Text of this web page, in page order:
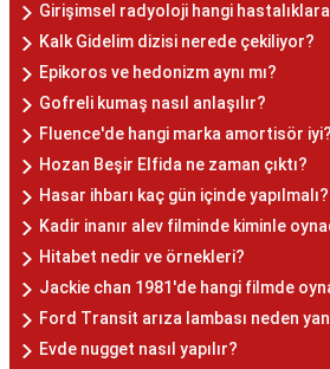
Girişimsel radyoloji hangi
Kalk Gidelim dizisi nerede çekiliyor?
Epikoros ve hedonizm aynı mı?
Gofreli kumaş nasıl anlaşılır?
Fluence'de hangi marka amortisör iyi?
Hozan Beşir Elfida ne zaman çıktı?
Hasar ihbarı kaç gün içinde yapılmalı?
Kadir inanır alev filminde kiminle
Hitabet nedir ve örnekleri?
Jackie chan 1981'de hangi filmde
Ford Transit arıza lambası neden
Evde nugget nasıl yapılır?